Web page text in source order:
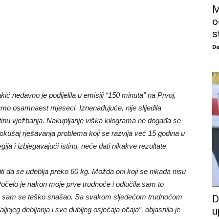
nedavno je podijelila u emisiji “150 minuta” na Prvoj,
osamnaest mjeseci. Iznenađujuće, nije slijedila
vježbanja. Nakupljanje viška kilograma ne događa se
rješavanja problema koji se razvija već 15 godina u
i izbjegavajući istinu, neće dati nikakve rezultate.
da se udeblja preko 60 kg. Možda oni koji se nikada nisu
je nakon moje prve trudnoće i odlučila sam to
se teško snašao. Sa svakom sljedećom trudnoćom
debljanja i sve dubljeg osjećaja očaja”, objasnila je